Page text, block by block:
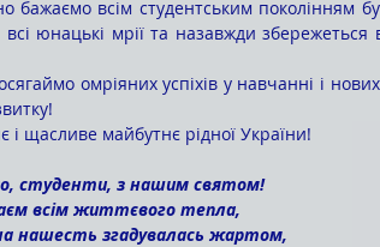
юнацькі мрії та назавжди збережеться
щасливе майбутнє рідної України!
студенти, з нашим святом!
всім життєвого тепла,
нашесть згадувалась жартом,